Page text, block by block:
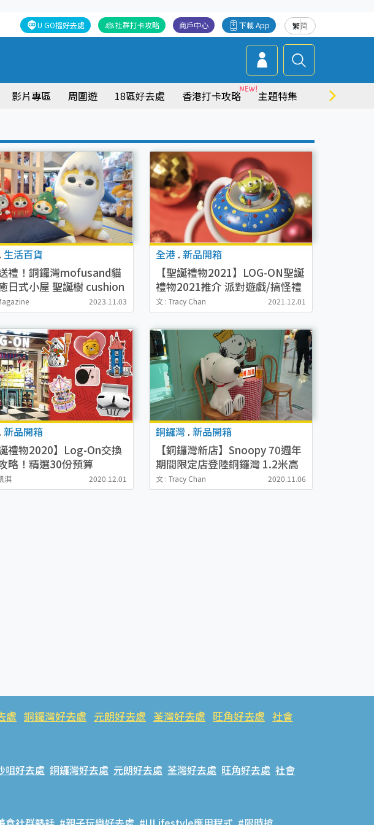
繁简
下載 App
商戶中心
社群打卡攻略
U GO搵好去處
影片專區 周圍遊 18區好去處 香港打卡攻略 主題特集 商場情報
. 生活百貨
禮！銅鑼灣mofusand貓
日式小屋 聖誕樹 cushion
+達磨盲盒
2023.11.03
全港 .新品開箱
【聖誕禮物2021】LOG-ON聖誕
禮物2021推介 派對遊戲/搞怪禮
物/卡通精品
文 : Tracy Chan 2021.12.01
. 新品開箱
誕禮物2020】Log-On交換
略！精選30份預算
$200/$300內卡通精品/家
淇 2020.12.01
銅鑼灣 .新品開箱
【銅鑼灣新店】Snoopy 70週年
期間限定店登陸銅鑼灣 1.2米高
爆炸頭Snoopy/公仔/結他/文具
文 : Tracy Chan 2020.11.06
處 銅鑼灣好去處 元朗好去處 荃灣好去處 旺角好去處 社會
咀好去處 銅鑼灣好去處 元朗好去處 荃灣好去處 旺角好去處 社會